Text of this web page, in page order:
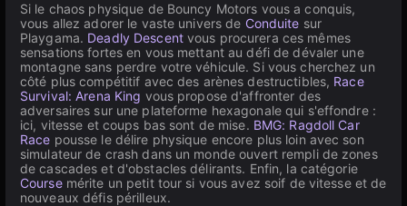
Si le chaos physique de Bouncy Motors vous a conquis,
vous allez adorer le vaste univers de Conduite sur
Playgama. Deadly Descentvous procurera ces mêmes
sensations fortes en vous mettant au défi de dévaler une
montagne sans perdre votre véhicule. Si vous cherchez un
côté plus compétitif avec des arènes destructibles, Race
Survival: Arena King vous propose d'affronter des
adversaires sur une plateforme hexagonale qui s'effondre :
ici, vitesse et coups bas sont de mise. BMG: Ragdoll Car
Race pousse le délire physique encore plus loin avec son
simulateur de crash dans un monde ouvert rempli de zones
de cascades et d'obstacles délirants. Enfin, la catégorie
Coursemérite un petit tour si vous avez soif de vitesse et de
nouveaux défis périlleux.